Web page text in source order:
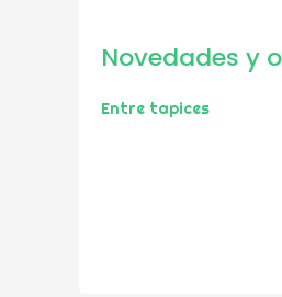
Novedades y
Entre tapices